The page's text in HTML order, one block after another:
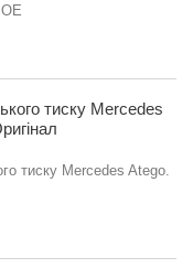
тиску Mercedes
тиску Mercedes Atego.